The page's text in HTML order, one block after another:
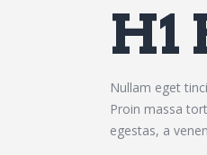
H1
Nullam eget
Proin massa
egestas, a